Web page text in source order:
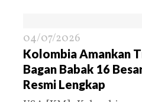
04/07/2026
Kolombia Amankan
Bagan Babak 16
Resmi Lengkap